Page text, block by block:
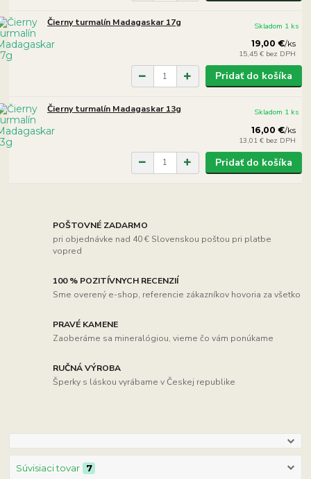
Čierny turmalín Madagaskar 17g
19,00 €/ks
15,45 € bez DPH
Skladom 1 ks
Pridať do košíka
Čierny turmalín Madagaskar 13g
16,00 €/ks
13,01 € bez DPH
Skladom 1 ks
Pridať do košíka
POŠTOVNÉ ZADARMO
pri objednávke nad 40 € Slovenskou poštou pri platbe
vopred
100 % POZITÍVNYCH RECENZIÍ
Sme overený e-shop, referencie zákazníkov hovoria za všetko
PRAVÉ KAMENE
Zaoberáme sa mineralógiou, vieme čo vám ponúkame
RUČNÁ VÝROBA
Šperky s láskou vyrábame v Českej republike
Súvisiaci tovar 7